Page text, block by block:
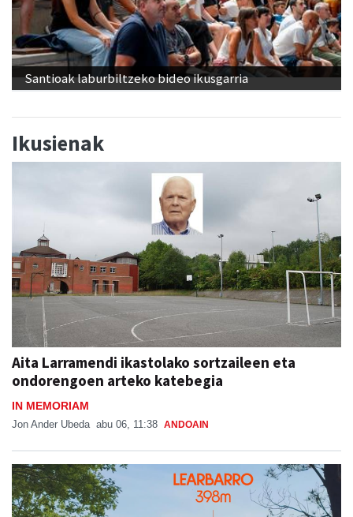
Santioak laburbiltzeko bideo ikusgarria
Ikusienak
Aita Larramendi ikastolako sortzaileen eta
ondorengoen arteko katebegia
IN MEMORIAM
Jon Ander Ubeda abu 06, 11:38 ANDOAIN